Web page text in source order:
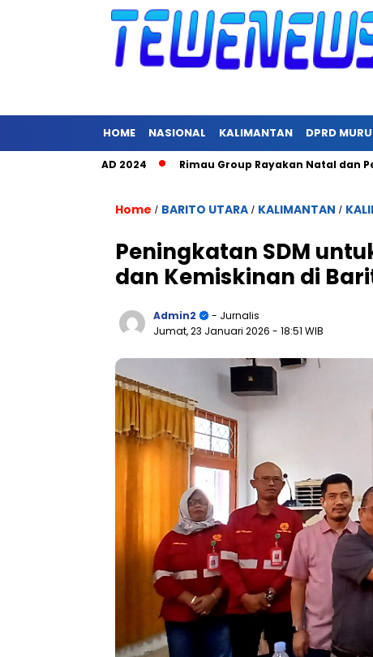
HOME NASIONAL KALIMANTAN DPRD
Rimau Group Rayakan Natal dan Peringati
Home / BARITO UTARA / KALIMANTAN /
Peningkatan SDM
dan Kemiskinan di
Admin2
- Jurnalis
Jumat, 23 Januari 2026 - 18:51 WIB